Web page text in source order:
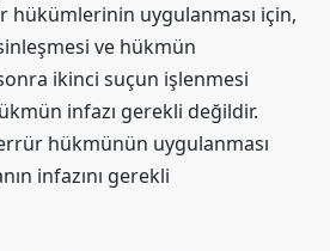
hükümlerinin uygulanması için,
ve hükmün
ikinci suçun işlenmesi
infazı gerekli değildir.
hükmünün uygulanması
infazını gerekli